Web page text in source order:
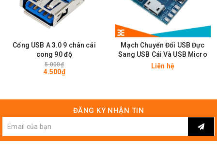
Cổng USB A 3.0 9 chân cái
cong 90 độ
5.000₫
4.500₫
Mạch Chuyển Đổi USB Đực
Sang USB Cái Và USB Micro
Liên hệ
ĐĂNG KÝ NHẬN TIN